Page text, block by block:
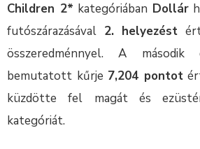
Children 2* kategóriában Dollár
futószárazásával 2. helyezést
összeredménnyel. A második
bemutatott kűrje 7,204 pontot
küzdötte fel magát és
kategóriát.